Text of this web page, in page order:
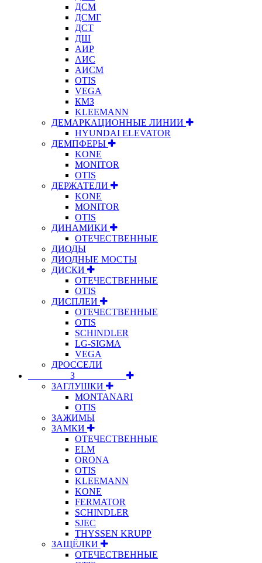
ДСМ
ДСМГ
ДСТ
ДШ
АИР
АИС
АИСМ
OTIS
VEGA
КМЗ
KLEEMANN
ДЕМАРКАЦИОННЫЕ ЛИНИИ
HYUNDAI ELEVATOR
ДЕМПФЕРЫ
KONE
MONITOR
OTIS
ДЕРЖАТЕЛИ
KONE
MONITOR
OTIS
ДИНАМИКИ
ОТЕЧЕСТВЕННЫЕ
ДИОДЫ
ДИОДНЫЕ МОСТЫ
ДИСКИ
ОТЕЧЕСТВЕННЫЕ
OTIS
ДИСПЛЕИ
ОТЕЧЕСТВЕННЫЕ
OTIS
SCHINDLER
LG-SIGMA
VEGA
ДРОССЕЛИ
⠀⠀⠀⠀⠀⠀З⠀⠀⠀⠀⠀⠀⠀
ЗАГЛУШКИ
MONTANARI
OTIS
ЗАЖИМЫ
ЗАМКИ
ОТЕЧЕСТВЕННЫЕ
ELM
ORONA
OTIS
KLEEMANN
KONE
FERMATOR
SCHINDLER
SJEC
THYSSEN KRUPP
ЗАЩЁЛКИ
ОТЕЧЕСТВЕННЫЕ